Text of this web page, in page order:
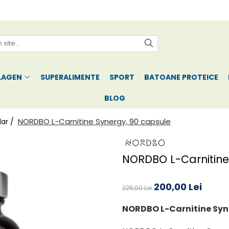
SUPERALIMENTE SPORT BATOANE PROTEICE
BLOG
/ NORDBO L-Carnitine Synergy, 90 capsule
NORDBO L-
225,00 Lei 200,00 Lei
NORDBO L-Carnitine